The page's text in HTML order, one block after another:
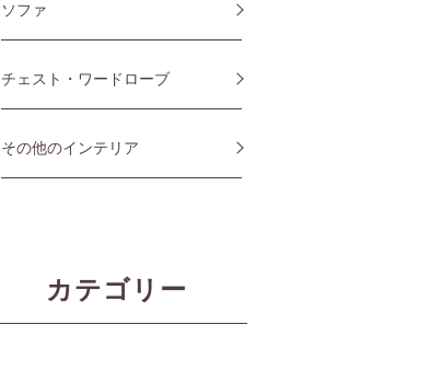
ソファ
チェスト・ワードローブ
その他のインテリア
カテゴリー